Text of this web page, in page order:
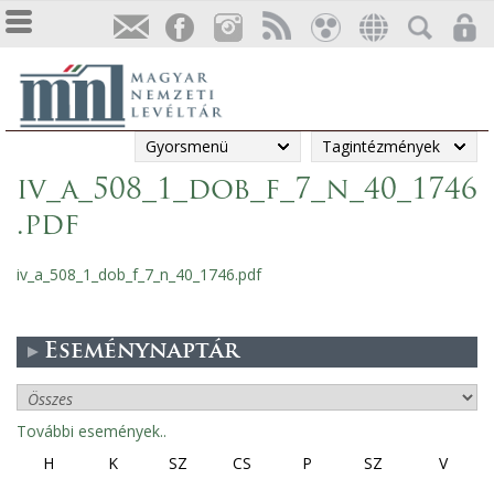
Gyorsmenü Tagintézmények
iv_a_508_1_dob_f_7_n_40_1746
.pdf
iv_a_508_1_dob_f_7_n_40_1746.pdf
Eseménynaptár
További események..
H
K SZ CS P SZ
V